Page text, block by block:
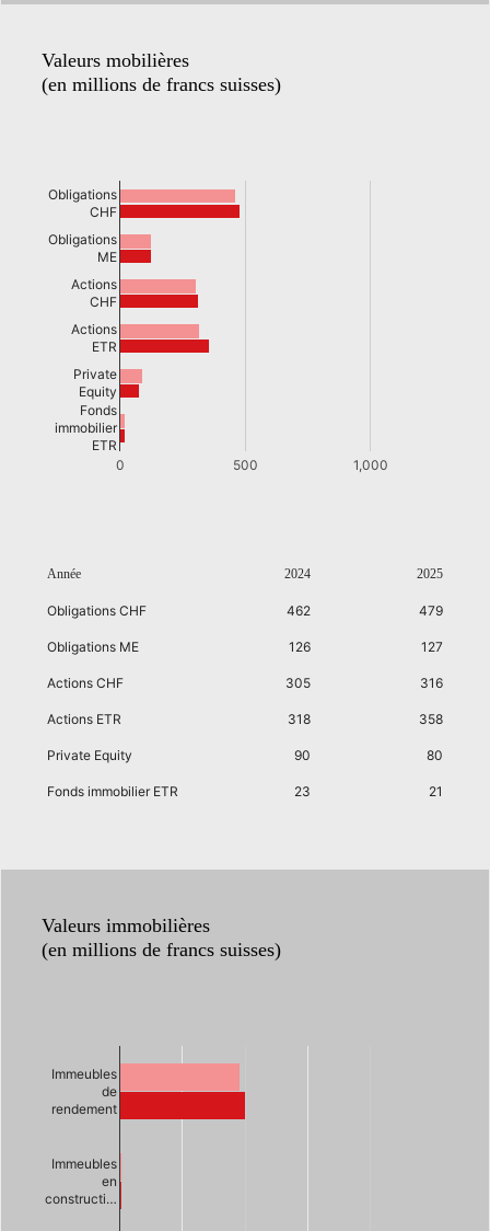
Valeurs mobilières
(en millions de francs suisses)
0 500 1,000
Obligations
CHF
Obligations
ME
Actions
CHF
Actions
ETR
Private
Equity
Fonds
immobilier
ETR
Année 2024 2025
Obligations CHF 462 479
Obligations ME 126 127
Actions CHF 305 316
Actions ETR 318 358
Private Equity 90 80
Fonds immobilier ETR 23 21
Valeurs immobilières
(en millions de francs suisses)
Immeubles
de
rendement
Immeubles
en
constructi…